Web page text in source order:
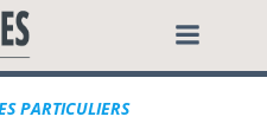
de
PARTICULIERS